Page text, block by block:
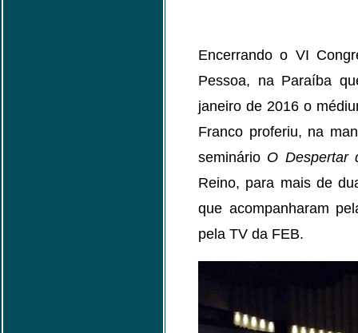
Encerrando o VI
Pessoa, na Paraíba
janeiro de 2016 o
Franco proferiu, na
seminário O Despertar
Reino, para mais de
que acompanharam
pela TV da FEB.